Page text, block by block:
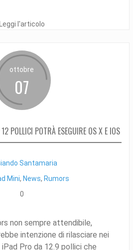
Leggi l'articolo
ottobre
07
POLLICI POTRÀ ESEGUIRE OS X E IOS
Santamaria
Mini, News, Rumors
0
non sempre attendibile,
intenzione di rilasciare nei
Pro da 12.9 pollici che